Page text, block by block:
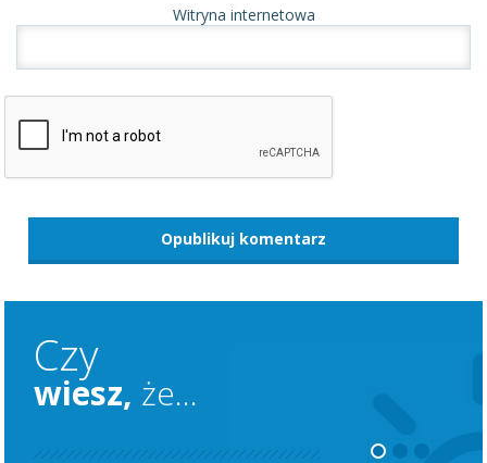
Witryna internetowa
Czy
wiesz, że...